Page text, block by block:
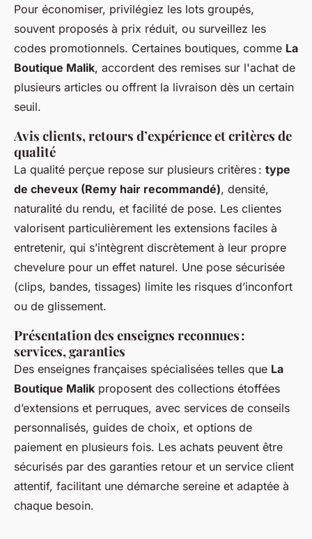
Pour économiser, privilégiez les lots groupés,
souvent proposés à prix réduit, ou surveillez les
codes promotionnels. Certaines boutiques, comme La
Boutique Malik, accordent des remises sur l'achat de
plusieurs articles ou offrent la livraison dès un certain
seuil.
Avis clients, retours d’expérience et critères de
qualité
La qualité perçue repose sur plusieurs critères : type
de cheveux (Remy hair recommandé), densité,
naturalité du rendu, et facilité de pose. Les clientes
valorisent particulièrement les extensions faciles à
entretenir, qui s’intègrent discrètement à leur propre
chevelure pour un effet naturel. Une pose sécurisée
(clips, bandes, tissages) limite les risques d’inconfort
ou de glissement.
Présentation des enseignes reconnues :
services, garanties
Des enseignes françaises spécialisées telles que La
Boutique Malik proposent des collections étoffées
d’extensions et perruques, avec services de conseils
personnalisés, guides de choix, et options de
paiement en plusieurs fois. Les achats peuvent être
sécurisés par des garanties retour et un service client
attentif, facilitant une démarche sereine et adaptée à
chaque besoin.